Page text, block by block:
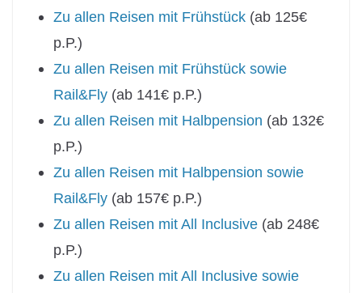
Zu allen Reisen mit Frühstück (ab 125€
p.P.)
Zu allen Reisen mit Frühstück sowie
Rail&Fly (ab 141€ p.P.)
Zu allen Reisen mit Halbpension (ab 132€
p.P.)
Zu allen Reisen mit Halbpension sowie
Rail&Fly (ab 157€ p.P.)
Zu allen Reisen mit All Inclusive (ab 248€
p.P.)
Zu allen Reisen mit All Inclusive sowie